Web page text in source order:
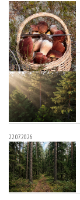
27.07.2026
22.07.2026